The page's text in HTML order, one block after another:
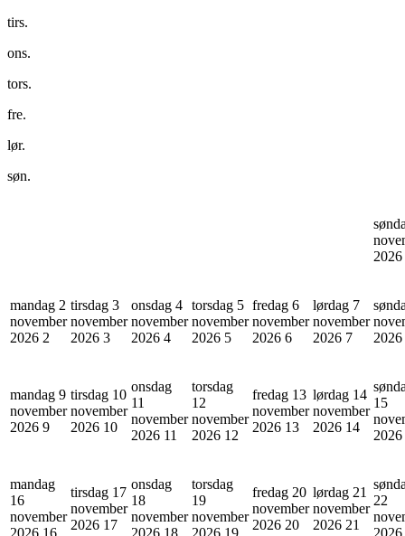
tirs.
ons.
tors.
fre.
lør.
søn.
2026
mandag 2
november
2026 2
tirsdag 3
november
2026 3
onsdag 4
november
2026 4
torsdag 5
november
2026 5
fredag 6
november
2026 6
lørdag 7
november
2026 7
2026
mandag 9
november
2026 9
tirsdag 10
november
2026 10
onsdag
11
november
2026 11
torsdag
12
november
2026 12
fredag 13
november
2026 13
lørdag 14
november
2026 14
15
2026
mandag
16
november
2026 16
tirsdag 17
november
2026 17
onsdag
18
november
2026 18
torsdag
19
november
2026 19
fredag 20
november
2026 20
lørdag 21
november
2026 21
22
2026